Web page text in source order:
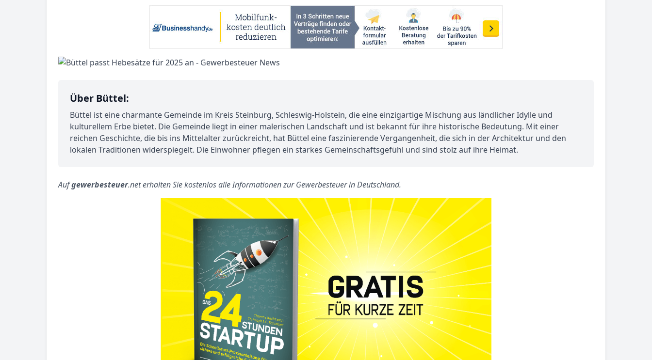
Über Büttel:
Büttel ist eine charmante Gemeinde im Kreis Steinburg, Schleswig-Holstein, die eine einzigartige Mischung aus ländlicher Idylle und
kulturellem Erbe bietet. Die Gemeinde liegt in einer malerischen Landschaft und ist bekannt für ihre historische Bedeutung. Mit einer
reichen Geschichte, die bis ins Mittelalter zurückreicht, hat Büttel eine faszinierende Vergangenheit, die sich in der Architektur und den
lokalen Traditionen widerspiegelt. Die Einwohner pflegen ein starkes Gemeinschaftsgefühl und sind stolz auf ihre Heimat.
Aufgewerbesteuer.net erhalten Sie kostenlos alle Informationen zur Gewerbesteuer in Deutschland.